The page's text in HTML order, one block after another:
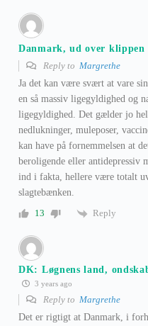
Danmark, ud over klippen
Reply to Margrethe
Ja det kan være svært at vare
en så massiv ligegyldighed og
ligegyldighed. Det gælder jo
nedlukninger, muleposer,
kan have på fornemmelsen at
beroligende eller antidepressiv
ind i fakta, hellere være totalt
slagtebænken.
13
Reply
DK: Løgnens land,
3 years ago
Reply to Margrethe
Det er rigtigt at Danmark, i